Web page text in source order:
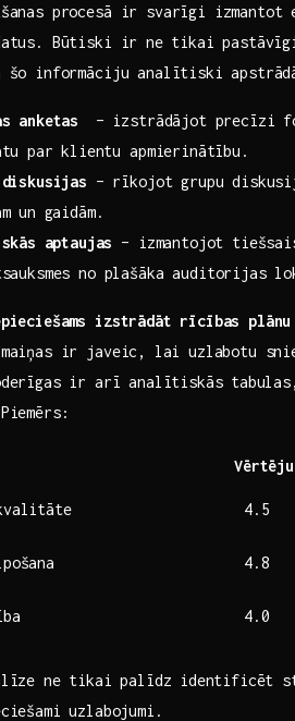
procesā​ ir svarīgi
‍Būtiski ir ne ⁣tikai
šo informāciju analītiski
anketas
– izstrādājot precīzi
par ⁢klientu apmierinātību.
‍– rīkojot grupu
un ⁢gaidām.
aptaujas – izmantojot
no plašāka auditorijas
izstrādāt rīcības plānu⁢
ir javeic, ⁢lai uzlabotu
ir arī analītiskās⁣
4.5
4.8
4.0
ne tikai palīdz⁣ identificēt
⁤uzlabojumi.